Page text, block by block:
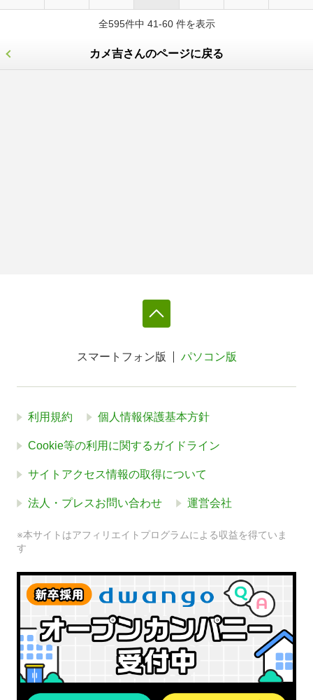
全595件中 41-60 件を表示
カメ吉さんのページに戻る
スマートフォン版 パソコン版
利用規約 個人情報保護基本方針
Cookie等の利用に関するガイドライン
サイトアクセス情報の取得について
法人・プレスお問い合わせ 運営会社
※本サイトはアフィリエイトプログラムによる収益を得ていま
す